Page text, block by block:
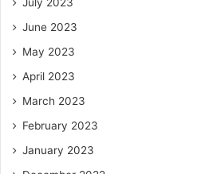
June 2023
May 2023
April 2023
March 2023
February 2023
January 2023